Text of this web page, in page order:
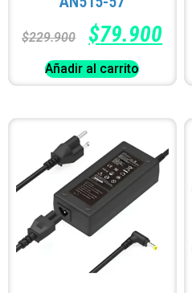
$229.900 $79.900
Añadir al carrito